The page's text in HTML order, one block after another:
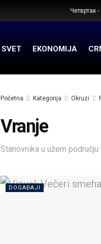
Четвртак -
SVET EKONOMIJA
Početna Kategorija Okruzi
Vranje
Stanovnika u užem
DOGAĐAJI